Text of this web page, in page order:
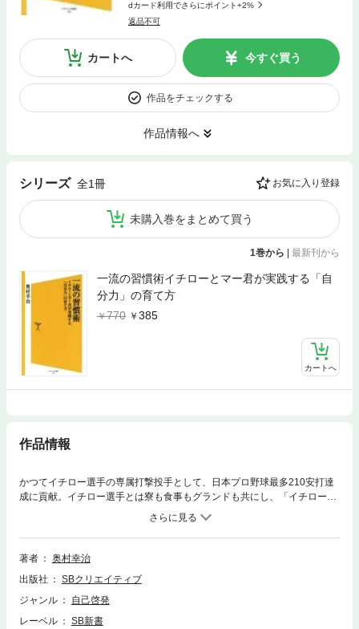
dカード利用でさらにポイント+2%
返品不可
カートへ 今すぐ買う
作品をチェックする
作品情報へ
シリーズ 全1冊 お気に入り登録
未購入巻をまとめて買う
1巻から 最新刊から
一流の習慣術イチローとマー君が実践する「自
分力」の育て方
770
385
カートへ
作品情報
かつてイチロー選手の専属打撃投手として、日本プロ野球最多210安打達
成に貢献。イチロー選手とは寮も食事もグランドも共にし、「イチローの
恋人」とまで呼ばれた著者。時を経て、中学硬式野球の指導者となってか
らは、東北楽天ゴールデンイーグルスのエース、田中将大投手を育て上げ
た。日米の第一線で活躍し、確実に結果を出す彼らの原点には、「一流に
なるための習慣づけ」がある。自分に足りない能力や体格の差を埋めるた
る。トッププロの考え方や意識の持ち方、心技体のバランスの持ちような
ど、著者だからこそ知るイチローとマー君の習慣術は、スポーツのみなら
著者
奥村幸治
出版社
SBクリエイティブ
ジャンル
自己啓発
レーベル
SB新書